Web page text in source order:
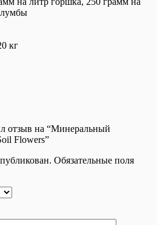
кг
отзыв на “Минеральный
Flowers”
Обязательные поля